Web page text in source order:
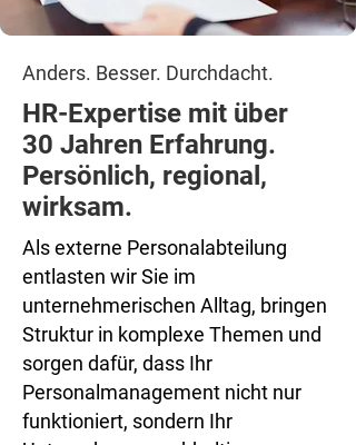
Anders. Besser. Durchdacht.
HR-Expertise mit über
30 Jahren Erfahrung.
Persönlich, regional,
wirksam.
Als externe Personalabteilung
entlasten wir Sie im
unternehmerischen Alltag, bringen
Struktur in komplexe Themen und
sorgen dafür, dass Ihr
Personalmanagement nicht nur
funktioniert, sondern Ihr